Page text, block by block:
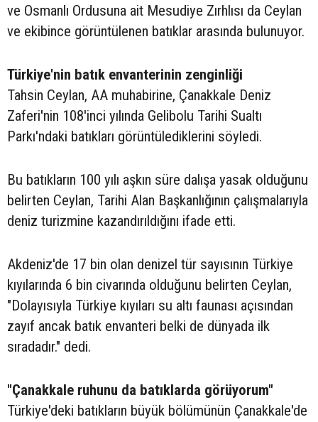
ve Osmanlı Ordusuna ait Mesudiye Zırhlısı da Ceylan
ve ekibince görüntülenen batıklar arasında bulunuyor.
Türkiye'nin batık envanterinin zenginliği
Tahsin Ceylan, AA muhabirine, Çanakkale Deniz
Zaferi'nin 108'inci yılında Gelibolu Tarihi Sualtı
Parkı'ndaki batıkları görüntülediklerini söyledi.
Bu batıkların 100 yılı aşkın süre dalışa yasak olduğunu
belirten Ceylan, Tarihi Alan Başkanlığının çalışmalarıyla
deniz turizmine kazandırıldığını ifade etti.
Akdeniz'de 17 bin olan denizel tür sayısının Türkiye
kıyılarında 6 bin civarında olduğunu belirten Ceylan,
"Dolayısıyla Türkiye kıyıları su altı faunası açısından
zayıf ancak batık envanteri belki de dünyada ilk
sıradadır." dedi.
"Çanakkale ruhunu da batıklarda görüyorum"
Türkiye'deki batıkların büyük bölümünün Çanakkale'de